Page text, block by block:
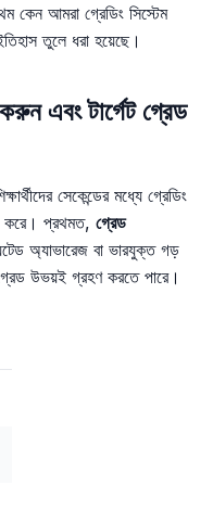
কেন আমরা গ্রেডিং সিস্টেম
তুলে ধরা হয়েছে।
এবং টার্গেট গ্রেড
সেকেন্ডের মধ্যে গ্রেডিং
করে। প্রথমত, গ্রেড
অ্যাভারেজ বা ভারযুক্ত গড়
উভয়ই গ্রহণ করতে পারে।